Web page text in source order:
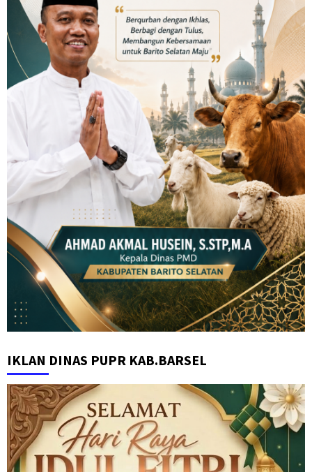
IKLAN DINAS PUPR KAB.BARSEL